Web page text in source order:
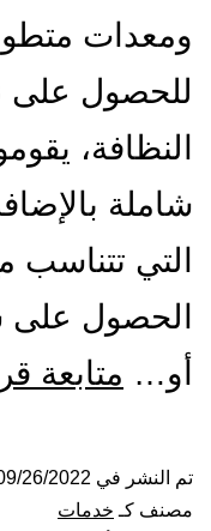
ومعدات
للحصول على
النظافة،
شاملة
التي تتناسب
الحصول على
أو… متابعة
تم النشر في 26/2022
مصنف كـ خدمات